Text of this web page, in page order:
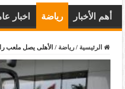
أهم الأخبار رياضة اخبار
الرئيسية / رياضة / الأهلى يصل ملعب